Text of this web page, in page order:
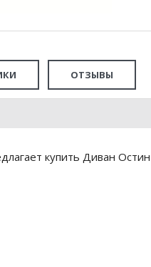
ОТЗЫВЫ
купить Диван